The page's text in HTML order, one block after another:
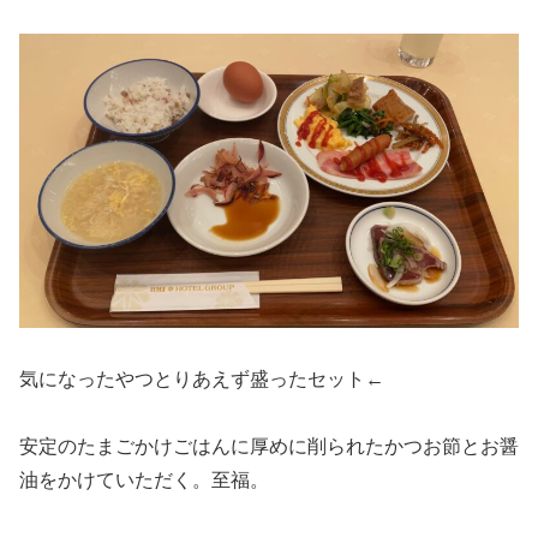
気になったやつとりあえず盛ったセット←
安定のたまごかけごはんに厚めに削られたかつお節とお醤
油をかけていただく。至福。